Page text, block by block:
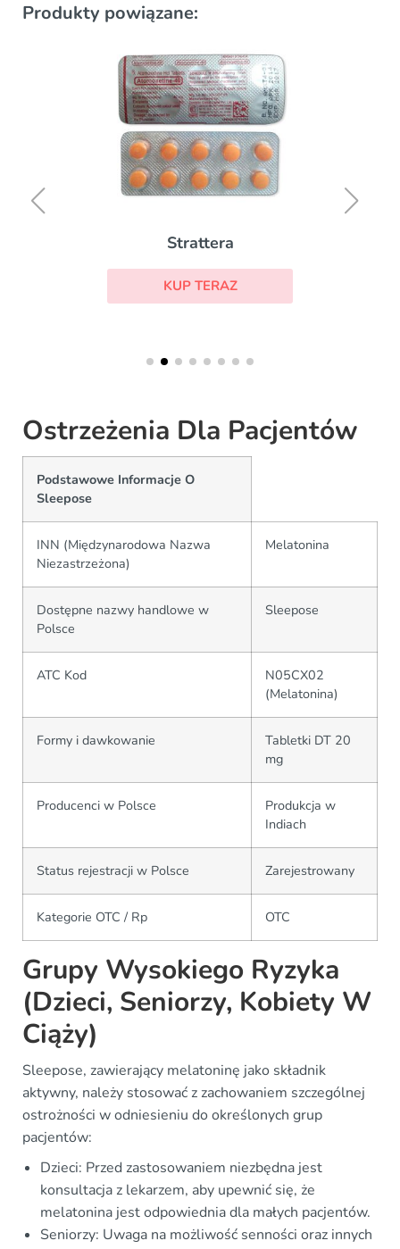
Produkty powiązane:
Strattera
KUP TERAZ
Ostrzeżenia Dla Pacjentów
Podstawowe Informacje O
Sleepose
INN (Międzynarodowa Nazwa
Niezastrzeżona)
Melatonina
Dostępne nazwy handlowe w
Polsce
Sleepose
ATC Kod
N05CX02
(Melatonina)
Formy i dawkowanie
Tabletki DT 20
mg
Producenci w Polsce
Produkcja w
Indiach
Status rejestracji w Polsce Zarejestrowany
Kategorie OTC / Rp OTC
Grupy Wysokiego Ryzyka
(Dzieci, Seniorzy, Kobiety W
Ciąży)
Sleepose, zawierający melatoninę jako składnik
aktywny, należy stosować z zachowaniem szczególnej
ostrożności w odniesieniu do określonych grup
pacjentów:
Dzieci: Przed zastosowaniem niezbędna jest
konsultacja z lekarzem, aby upewnić się, że
melatonina jest odpowiednia dla małych pacjentów.
Seniorzy: Uwaga na możliwość senności oraz innych